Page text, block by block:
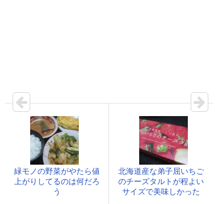
緑モノの野菜がやたら値
上がりしてるのは何だろ
う
北海道産な弟子屈いちご
のチーズタルトが程よい
サイズで美味しかった